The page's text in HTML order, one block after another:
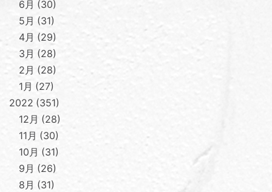
6月
30
5月
31
4月
29
3月
28
2月
28
1月
27
2022 351
12月
28
11月
30
10月
31
9月
26
8月
31